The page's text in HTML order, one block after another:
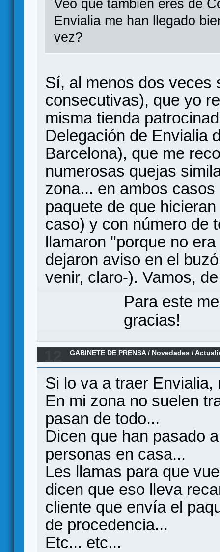
Veo que también eres de
Envialia me han llegado
vez?
Sí, al menos dos veces
consecutivas), que yo
misma tienda
Delegación de Envialia
Barcelona), que me
numerosas quejas
zona... en ambos
paquete de que
caso) y con número de
llamaron "porque no
dejaron aviso en el
venir, claro-). Vamos,
Para este
gracias!
GABINETE DE PRENSA/ Novedades /
Si lo va a traer
En mi zona no suelen
pasan de todo...
Dicen que han pasado
personas en casa...
Les llamas para que
dicen que eso lleva
cliente que envía el
de procedencia...
Etc... etc...